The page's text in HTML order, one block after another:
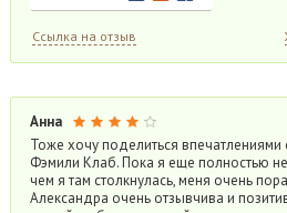
Ссылка на отзыв
Анна
Тоже хочу поделиться впечатлениями
Фэмили Клаб. Пока я еще полностью
чем я там столкнулась, меня очень
Александра очень отзывчива и